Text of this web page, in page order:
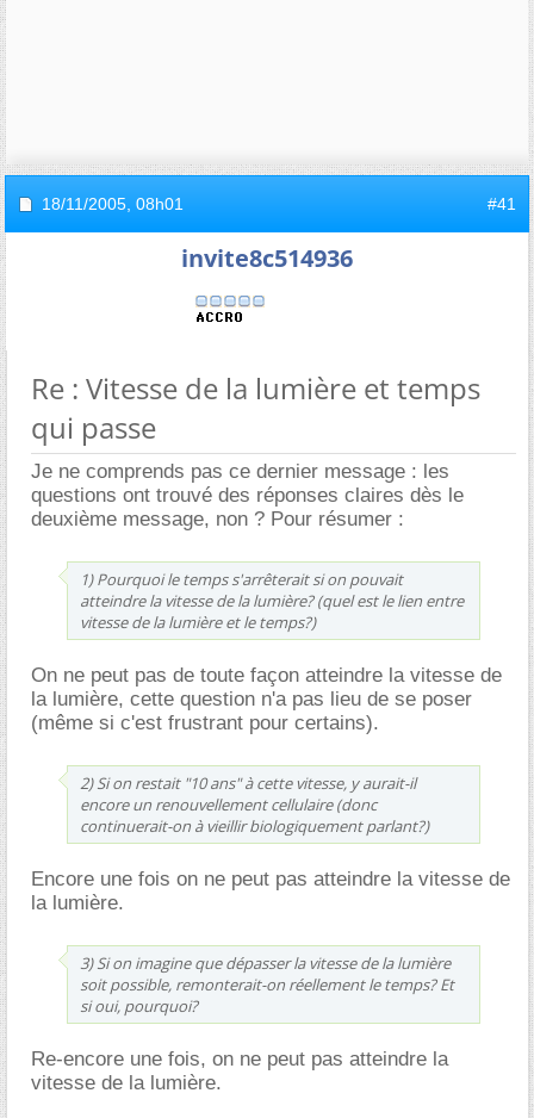
18/11/2005, 08h01 #41
invite8c514936
Re : Vitesse de la lumière et temps
qui passe
Je ne comprends pas ce dernier message : les
questions ont trouvé des réponses claires dès le
deuxième message, non ? Pour résumer :
1) Pourquoi le temps s'arrêterait si on pouvait
atteindre la vitesse de la lumière? (quel est le lien entre
vitesse de la lumière et le temps?)
On ne peut pas de toute façon atteindre la vitesse de
la lumière, cette question n'a pas lieu de se poser
(même si c'est frustrant pour certains).
2) Si on restait "10 ans" à cette vitesse, y aurait-il
encore un renouvellement cellulaire (donc
continuerait-on à vieillir biologiquement parlant?)
Encore une fois on ne peut pas atteindre la vitesse de
la lumière.
3) Si on imagine que dépasser la vitesse de la lumière
soit possible, remonterait-on réellement le temps? Et
si oui, pourquoi?
Re-encore une fois, on ne peut pas atteindre la
vitesse de la lumière.